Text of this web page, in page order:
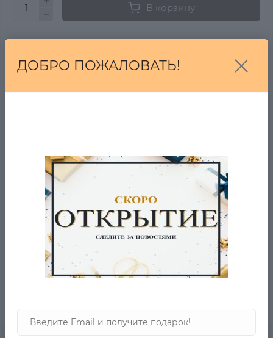
В корзину
БЕСПЛАТНАЯ ДОСТАВКА ОТ 2001 РУБ.
ВОПРОС-ОТВЕТ
ДОБРО ПОЖАЛОВАТЬ!